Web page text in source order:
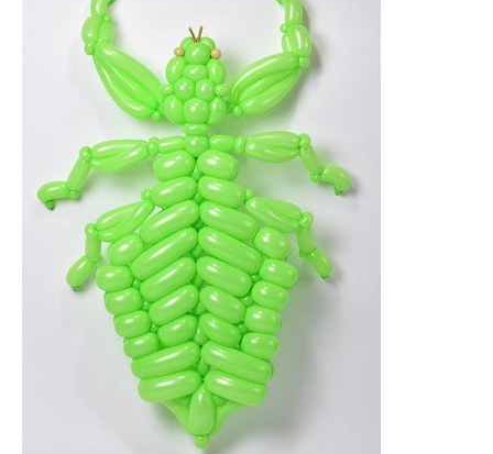
経営リーダーのコミュニティ
マーケ×ITの今がよく分かる
ITエンジニア向け専門サイト
企業向けIT製品の総合サイト
IT製品の技術・比較・事例
製造業のIT導入・活用を支援
モノづくり技術者専門サイト
エレクトロニクス専門サイト
電子設計の基本と応用
エネルギーの専門メディア